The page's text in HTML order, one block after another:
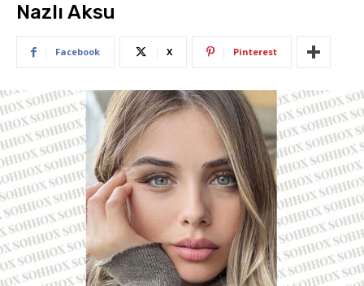
Nazlı Aksu
Facebook X Pinterest